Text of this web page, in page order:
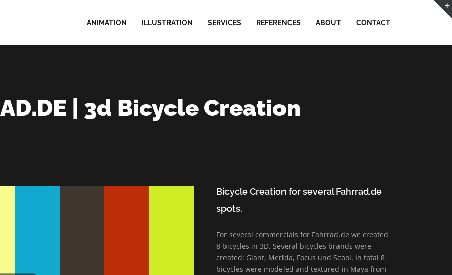
ANIMATION ILLUSTRATION SERVICES REFERENCES ABOUT CONTACT
| 3d Bicycle Creation
Bicycle Creation for several Fahrrad.de
spots.
For several commercials for Fahrrad.de we created
8 bicycles in 3D. Several bicycles brands were
created: Giant, Merida, Focus und Scool. In total 8
bicycles were modeled and textured in Maya from